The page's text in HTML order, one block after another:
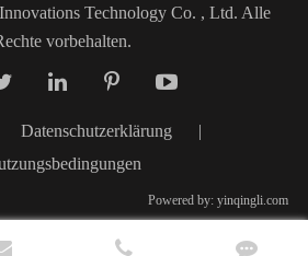
Technology Co. , Ltd. Alle
vorbehalten.
Datenschutzerklärung
|
Powered by: yinqingli.com